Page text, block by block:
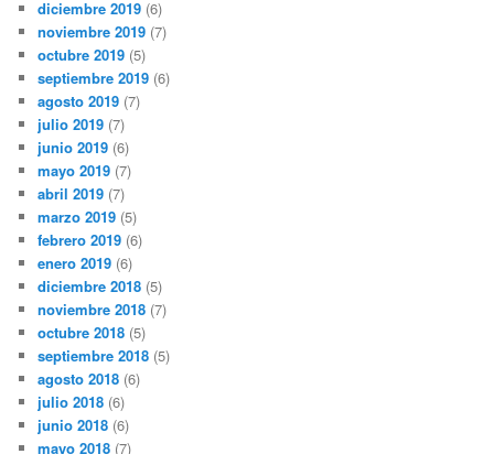
diciembre 2019 (6)
noviembre 2019 (7)
octubre 2019 (5)
septiembre 2019 (6)
agosto 2019 (7)
julio 2019 (7)
junio 2019 (6)
mayo 2019 (7)
abril 2019 (7)
marzo 2019 (5)
febrero 2019 (6)
enero 2019 (6)
diciembre 2018 (5)
noviembre 2018 (7)
octubre 2018 (5)
septiembre 2018 (5)
agosto 2018 (6)
julio 2018 (6)
junio 2018 (6)
mayo 2018 (7)